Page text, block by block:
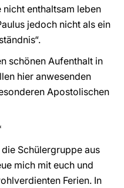
enthaltsam leben
jedoch nicht als ein
schönen Aufenthalt in
hier anwesenden
Apostolischen
Schülergruppe aus
mich mit euch und
Ferien. In